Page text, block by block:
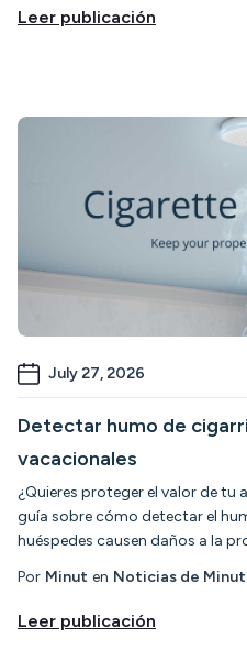
Leer publicación
July 27, 2026
Detectar humo de
vacacionales
¿Quieres proteger el valor de tu
guía sobre cómo detectar el
huéspedes causen daños a la
Por Minut en Noticias de Minut
Leer publicación